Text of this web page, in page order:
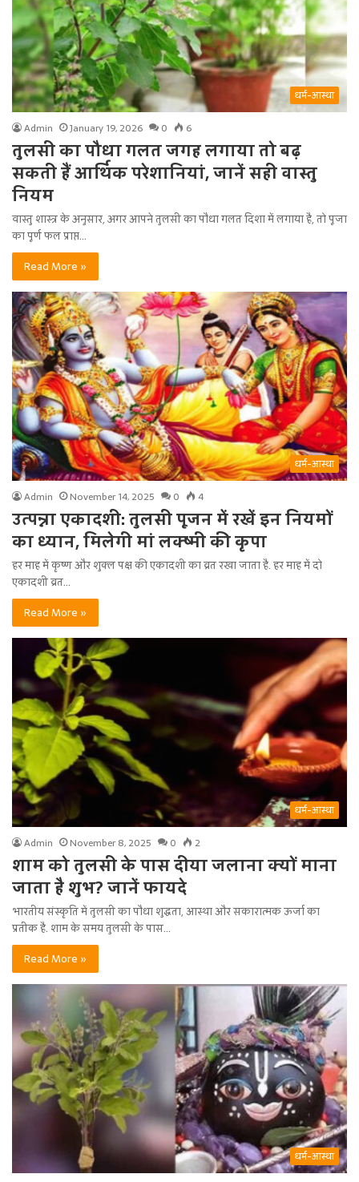
धर्म-आस्था
Admin January 19, 2026 0 6
तुलसी का पौधा गलत जगह लगाया तो बढ़
सकती हैं आर्थिक परेशानियां, जानें सही वास्तु
नियम
वास्तु शास्त्र के अनुसार, अगर आपने तुलसी का पौधा गलत दिशा में लगाया है, तो पूजा
का पूर्ण फल प्राप्त…
Read More »
धर्म-आस्था
Admin November 14, 2025 0 4
उत्पन्ना एकादशी: तुलसी पूजन में रखें इन नियमों
का ध्यान, मिलेगी मां लक्ष्मी की कृपा
हर माह में कृष्ण और शुक्ल पक्ष की एकादशी का व्रत रखा जाता है. हर माह में दो
एकादशी व्रत…
Read More »
धर्म-आस्था
Admin November 8, 2025 0 2
शाम को तुलसी के पास दीया जलाना क्यों माना
जाता है शुभ? जानें फायदे
भारतीय संस्कृति में तुलसी का पौधा शुद्धता, आस्था और सकारात्मक ऊर्जा का
प्रतीक है. शाम के समय तुलसी के पास…
Read More »
धर्म-आस्था